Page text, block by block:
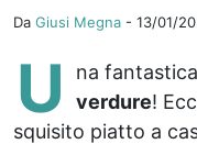
Da Giusi Megna - 13/01/
U na
verdure!
squisito piatto a